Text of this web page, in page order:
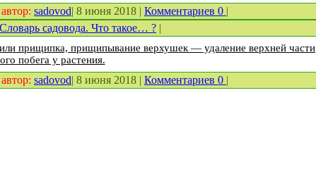
автор: sadovod| 8 июня 2018 | Комментариев 0 |
Словарь садовода. Что такое… ? |
прищипка, прищипывание верхушек — удаление верхней части
побега у растения.
автор: sadovod| 8 июня 2018 | Комментариев 0 |